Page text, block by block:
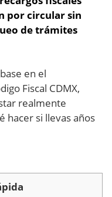
por circular sin
de trámites
en el
Fiscal CDMX,
realmente
hacer si llevas años